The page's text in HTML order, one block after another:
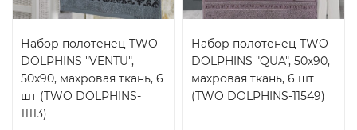
Набор полотенец TWO
DOLPHINS "VENTU",
50x90, махровая ткань, 6
шт (TWO DOLPHINS-
11113)
Набор полотенец TWO
DOLPHINS "QUA", 50x90,
махровая ткань, 6 шт
(TWO DOLPHINS-11549)